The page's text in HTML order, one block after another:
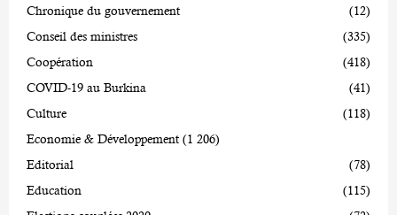
Chronique du gouvernement
(12)
Conseil des ministres
(335)
Coopération
(418)
COVID-19 au Burkina
(41)
Culture
(118)
Economie & Développement (1 206)
Editorial
(78)
Education
(115)